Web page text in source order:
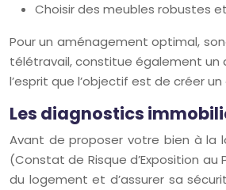
Choisir des meubles robustes
Pour un aménagement optimal,
télétravail, constitue également un
l’esprit que l’objectif est de créer
Les diagnostics
Avant de proposer votre bien à la
(Constat de Risque d’Exposition
du logement et d’assurer sa